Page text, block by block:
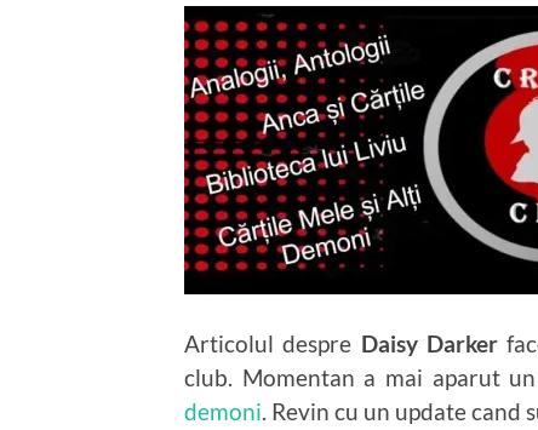
Articolul despre Daisy Darker
club. Momentan a mai aparut
demoni. Revin cu un update cand